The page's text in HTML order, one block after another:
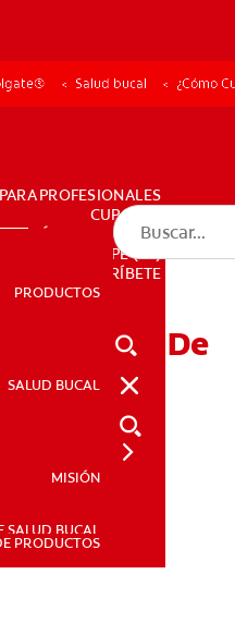
PRODUCTOS
PARA PROFESIONALES
CUPONES
DÓNDE COMPRAR
PE (ES)
SUSCRÍBETE
PRODUCTOS
SALUD BUCAL
MISIÓN
SALUD BUCAL
PRODUCTOS
Salud bucal ¿Cómo
Dientes De